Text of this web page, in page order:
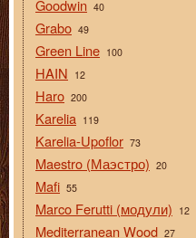
Goodwin 40
Grabo 49
Green Line 100
HAIN 12
Haro 200
Karelia 119
Karelia-Upoflor 73
Maestro (Маэстро) 20
Mafi 55
Marco Ferutti (модули) 12
Mediterranean Wood 27